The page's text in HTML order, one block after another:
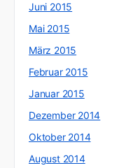
Juni 2015
Mai 2015
März 2015
Februar 2015
Januar 2015
Dezember 2014
Oktober 2014
August 2014